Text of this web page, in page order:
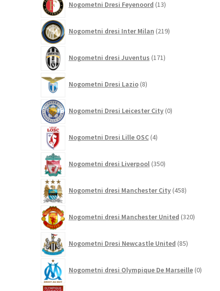
Nogometni Dresi Feyenoord 13izdelkov
Nogometni dresi Inter Milan 219izdelkov
Nogometni dresi Juventus 171izdelkov
Nogometni Dresi Lazio 8izdelkov
Nogometni Dresi Leicester City 0izdelkov
Nogometni Dresi Lille OSC 4izdelki
Nogometni dresi Liverpool 350izdelkov
Nogometni dresi Manchester City 458izdelkov
Nogometni dresi Manchester United 320izdelkov
Nogometni Dresi Newcastle United 85izdelkov
Nogometni dresi Olympique De Marseille 0